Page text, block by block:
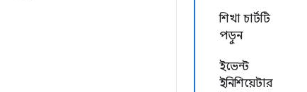
শিখা চার্টটি
পড়ুন
ইভেন্ট
ইনিশিয়েটার